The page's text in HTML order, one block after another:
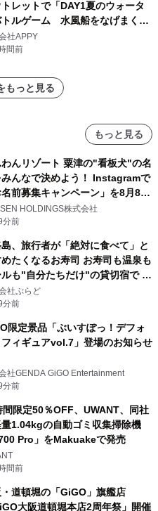
レットで「DAY1夏のウォータ
トルゲーム 水風船をなげまくろ
を開催
社APPY
間前
もっと見る
もっと見る
んリゾート 粟津の"看板犬"の名
んなで決めよう！ Instagramで
名前募集キャンペーン」を8月8日
り開催HOLDINGS株式会社
分前
、旅行者が「絶対に食べて」と
たくなるお寿司 お寿司も温泉も
ルも"自分たちだけ"の貸切宿で 1
限定「岩屋温泉 絵島別庭 海と
握り寿司プラン
社ぷらど
分前
限定景品「ぶいすぽっ！デフォ
フィギュアvol.7」登場のお知らせ
社GENDA GiGO Entertainment
分前
間限定50％OFF、UWANT、同社
1.04kgの自動ゴミ収集掃除機
Pro」をMakuakeで発売
間前
道頓堀の「GiGO」旗艦店
大阪道頓堀本店2周年祭」開催